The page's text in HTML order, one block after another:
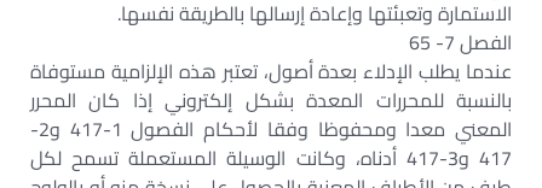
الاستمارة وتعبئتها وإعادة إرسالها بالطريقة نفسها.
الفصل 7- 65
عندما يطلب الإدلاء بعدة أصول، تعتبر هذه الإلزامية مستوفاة
بالنسبة للمحررات المعدة بشكل إلكتروني إذا كان المحرر
المعني معدا ومحفوظا وفقا لأحكام الفصول 1-417 و2-
417 و3-417 أدناه، وكانت الوسيلة المستعملة تسمح لكل